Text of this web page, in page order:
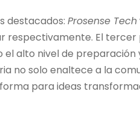
destacados: Prosense Tech
respectivamente. El
el alto nivel de
no solo enaltece a la
para ideas